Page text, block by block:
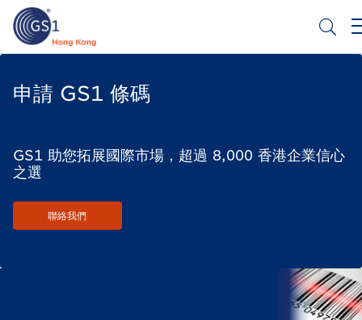
內
Top
Menu
申請 GS1 條碼
GS1 助您拓展國際市場，超過 8,000 香港企業信心
之選
聯絡我們